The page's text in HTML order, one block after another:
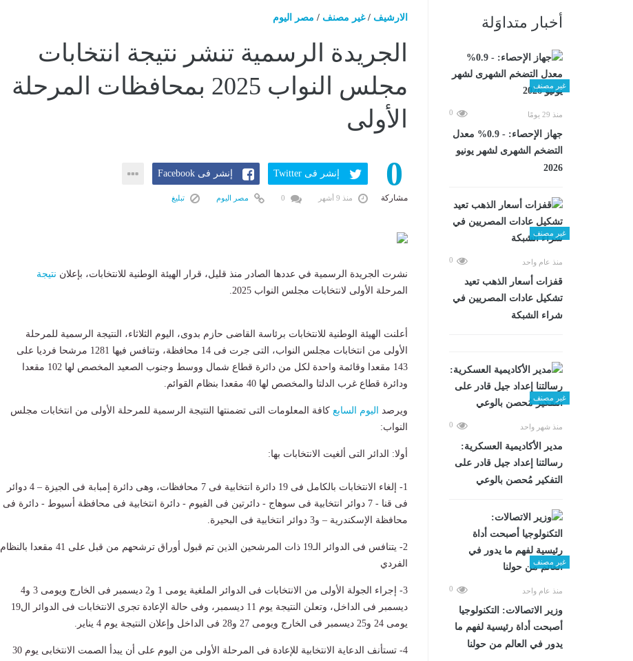
أخبار متداوَلة
غير مصنف
منذ 29 يومًا 0
جهاز الإحصاء: - 0.9% معدل
التضخم الشهرى لشهر يونيو
2026
غير مصنف
منذ عام واحد 0
قفزات أسعار الذهب تعيد
تشكيل عادات المصريين في
شراء الشبكة
غير مصنف
منذ شهر واحد 0
مدير الأكاديمية العسكرية:
رسالتنا إعداد جيل قادر على
التفكير مُحصن بالوعي
غير مصنف
منذ عام واحد 0
وزير الاتصالات: التكنولوجيا
أصبحت أداة رئيسية لفهم ما
يدور في العالم من حولنا
الارشيف /غير مصنف / مصر اليوم
الجريدة الرسمية تنشر نتيجة انتخابات
مجلس النواب 2025 بمحافظات المرحلة
الأولى
0
مشاركة
إنشر فى Twitter إنشر فى Facebook
منذ 9 أشهر مصر اليوم تبليغ
نشرت الجريدة الرسمية في عددها الصادر منذ قليل، قرار الهيئة الوطنية للانتخابات، بإعلان نتيجة
المرحلة الأولى لانتخابات مجلس النواب 2025.
أعلنت الهيئة الوطنية للانتخابات برئاسة القاضى حازم بدوى، اليوم الثلاثاء، النتيجة الرسمية للمرحلة
الأولى من انتخابات مجلس النواب، التى جرت فى 14 محافظة، وتنافس فيها 1281 مرشحا فرديا على
143 مقعدا وقائمة واحدة لكل من دائرة قطاع شمال ووسط وجنوب الصعيد المخصص لها 102 مقعدا
ودائرة قطاع غرب الدلتا والمخصص لها 40 مقعدا بنظام القوائم.
ويرصد اليوم السابع كافة المعلومات التى تضمنتها النتيجة الرسمية للمرحلة الأولى من انتخابات مجلس
النواب:
أولا: الدائر التى ألغيت الانتخابات بها:
1- إلغاء الانتخابات بالكامل فى 19 دائرة انتخابية فى 7 محافظات، وهى دائرة إمبابة فى الجيزة – 4 دوائر
فى قنا - 7 دوائر انتخابية فى سوهاج - دائرتين فى الفيوم - دائرة انتخابية فى محافظة أسيوط - دائرة فى
محافظة الإسكندرية – و3 دوائر انتخابية فى البحيرة.
2- يتنافس فى الدوائر الـ19 ذات المرشحين الذين تم قبول أوراق ترشحهم من قبل على 41 مقعدا بالنظام
الفردي
3- إجراء الجولة الأولى من الانتخابات فى الدوائر الملغية يومى 1 و2 ديسمبر فى الخارج ويومى 3 و4
ديسمبر فى الداخل، وتعلن النتيجة يوم 11 ديسمبر، وفى حالة الإعادة تجرى الانتخابات فى الدوائر ال19
يومى 24 و25 ديسمبر فى الخارج ويومى 27 و28 فى الداخل وإعلان النتيجة يوم 4 يناير.
4- تستأنف الدعاية الانتخابية للإعادة فى المرحلة الأولى من اليوم على أن يبدأ الصمت الانتخابى يوم 30